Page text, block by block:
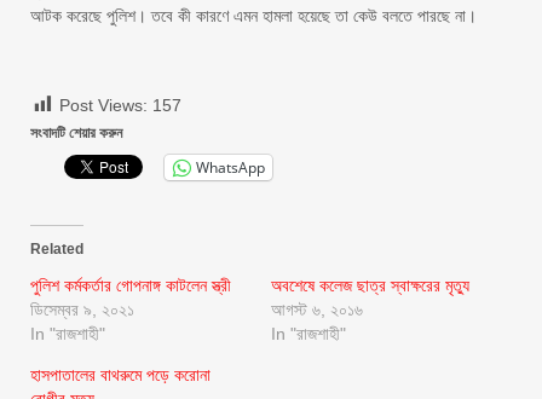
আটক করেছে পুলিশ। তবে কী কারণে এমন হামলা হয়েছে তা কেউ বলতে পারছে না।
Post Views: 157
সংবাদটি শেয়ার করুন
WhatsApp
Related
পুলিশ কর্মকর্তার গোপনাঙ্গ কাটলেন স্ত্রী
ডিসেম্বর ৯, ২০২১
In "রাজশাহী"
অবশেষে কলেজ ছাত্র স্বাক্ষরের মৃত্যু
আগস্ট ৬, ২০১৬
In "রাজশাহী"
হাসপাতালের বাথরুমে পড়ে করোনা